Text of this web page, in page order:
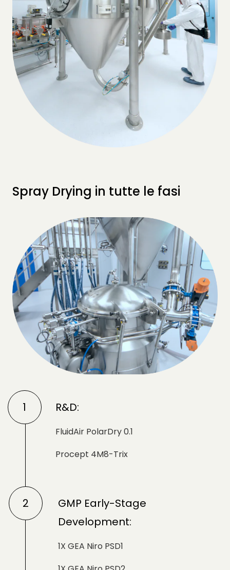
Spray Drying in tutte le fasi
1 R&D:
FluidAir PolarDry 0.1
Procept 4M8-Trix
2
GMP Early-Stage
Development:
1X GEA Niro PSD1